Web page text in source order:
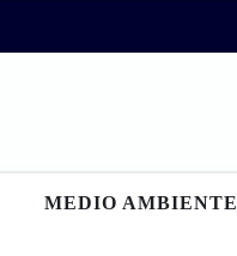
MEDIO AMBIENTE